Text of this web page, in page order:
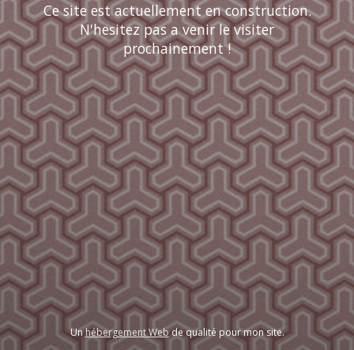
Ce site est actuellement en construction.
N'hesitez pas a venir le visiter
prochainement !
Unhébergement Webde qualité pour mon site.